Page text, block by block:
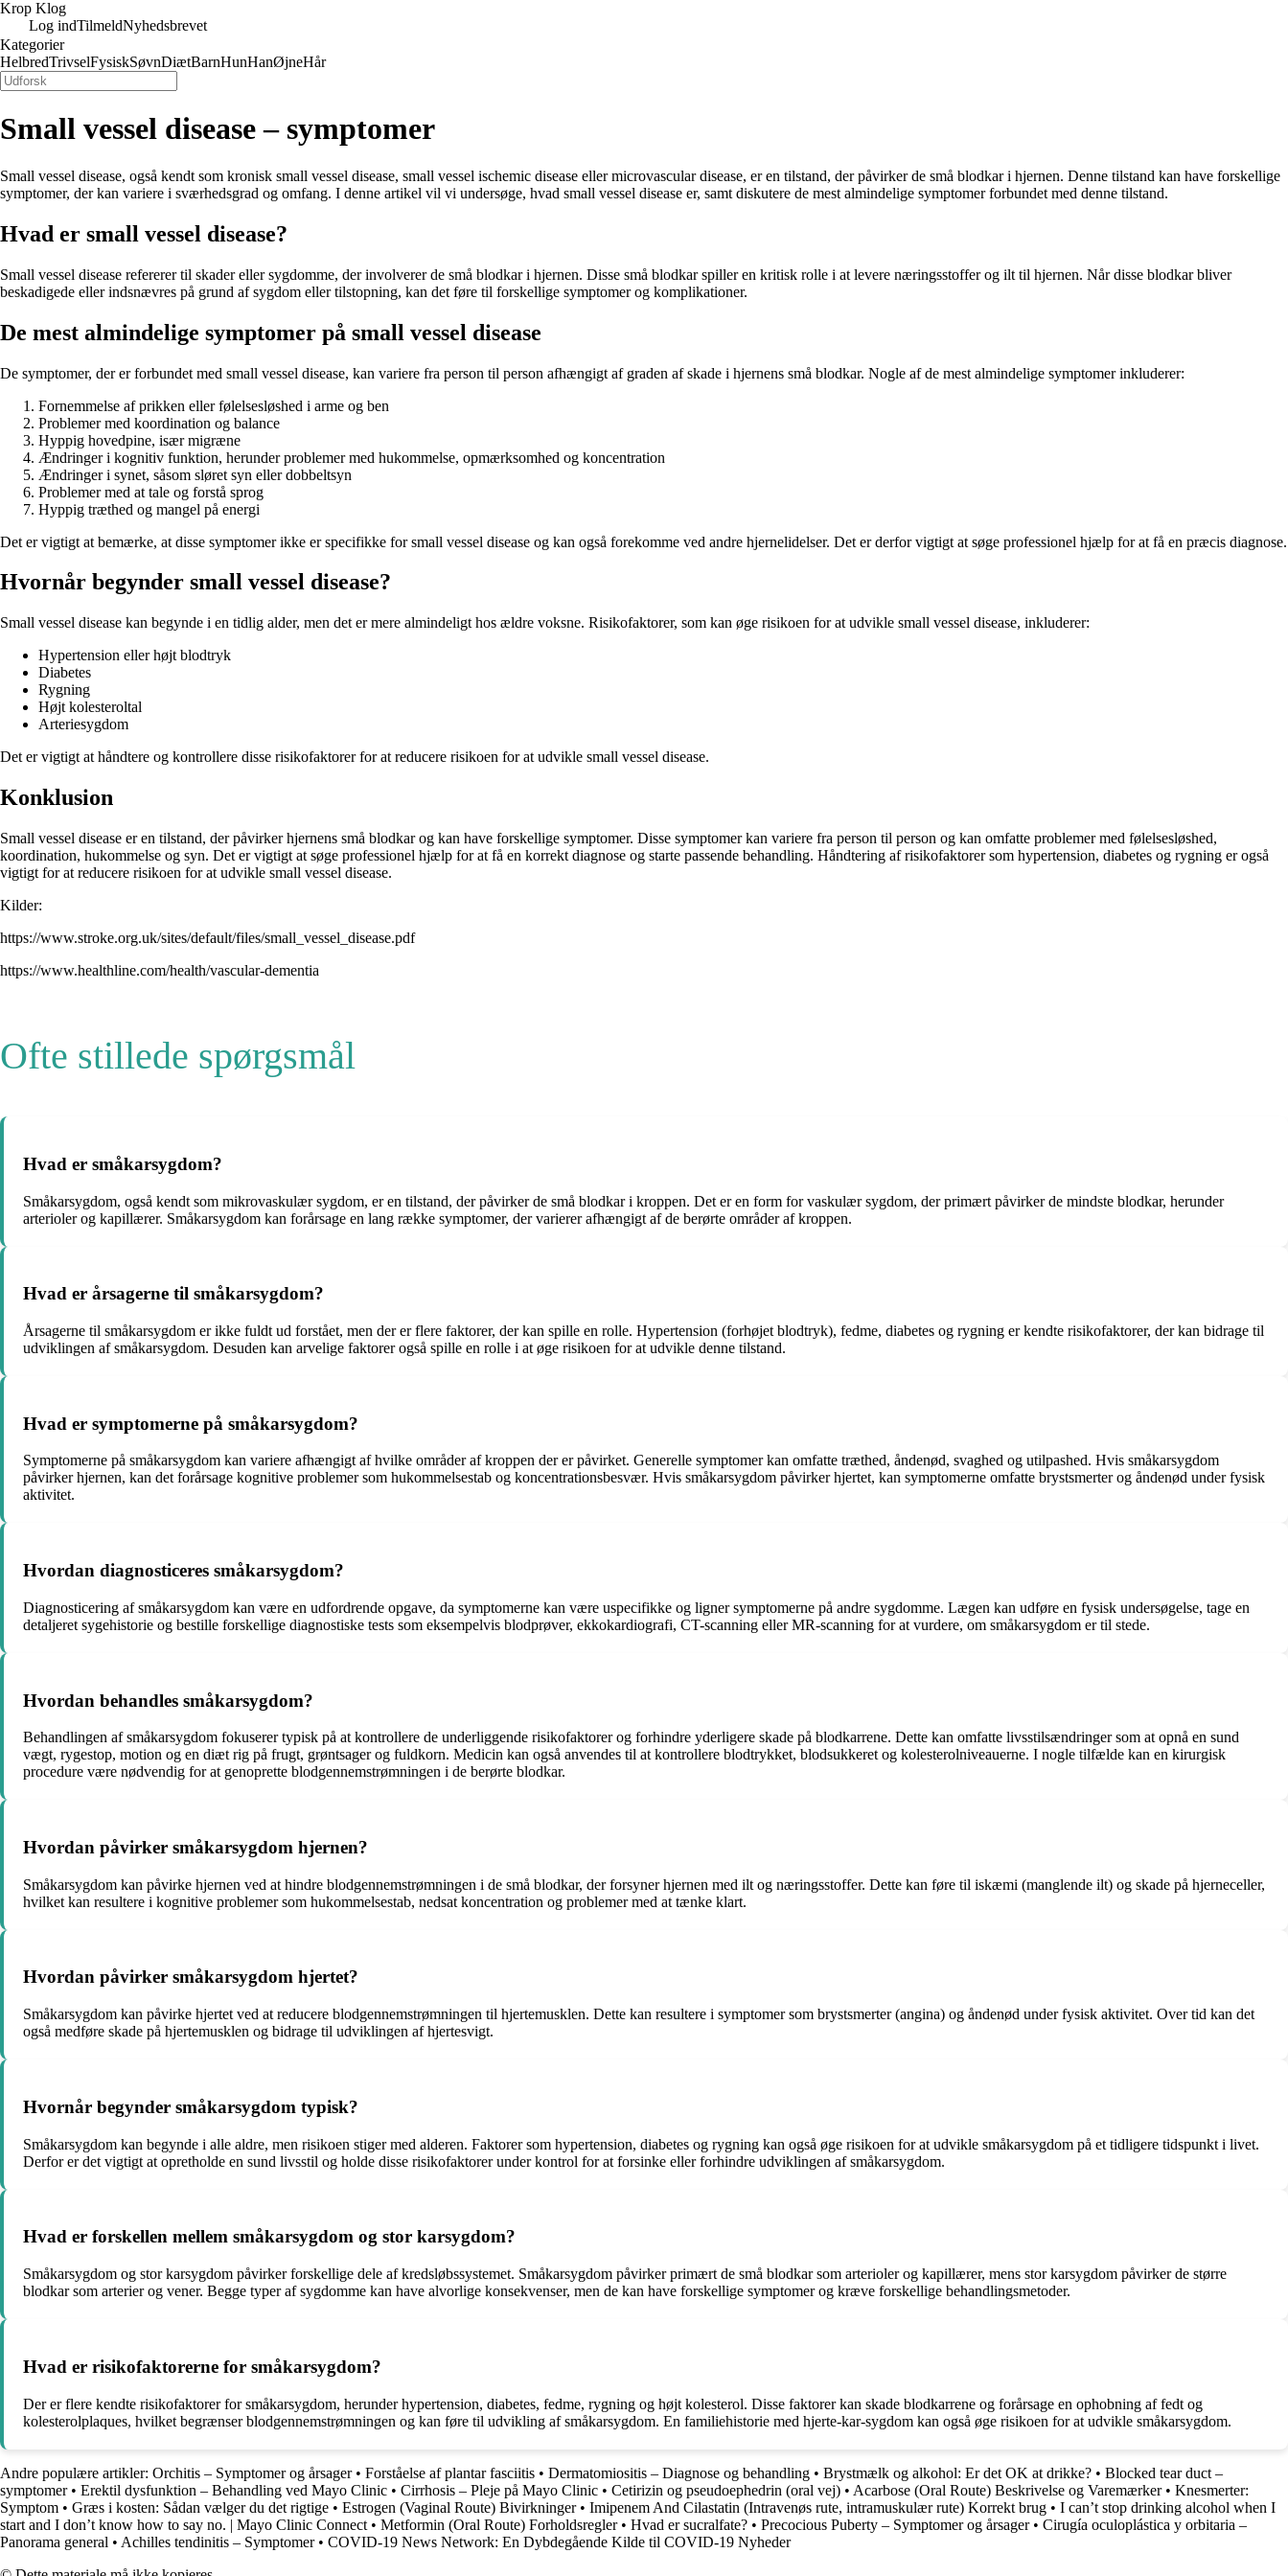
Krop Klog
Log indTilmeldNyhedsbrevet
Kategorier
HelbredTrivselFysiskSøvnDiætBarnHunHanØjneHår
Small vessel disease – symptomer
Small vessel disease, også kendt som kronisk small vessel disease, small vessel ischemic disease eller microvascular disease, er en tilstand, der påvirker de små blodkar i hjernen. Denne tilstand kan have forskellige
symptomer, der kan variere i sværhedsgrad og omfang. I denne artikel vil vi undersøge, hvad small vessel disease er, samt diskutere de mest almindelige symptomer forbundet med denne tilstand.
Hvad er small vessel disease?
Small vessel disease refererer til skader eller sygdomme, der involverer de små blodkar i hjernen. Disse små blodkar spiller en kritisk rolle i at levere næringsstoffer og ilt til hjernen. Når disse blodkar bliver
beskadigede eller indsnævres på grund af sygdom eller tilstopning, kan det føre til forskellige symptomer og komplikationer.
De mest almindelige symptomer på small vessel disease
De symptomer, der er forbundet med small vessel disease, kan variere fra person til person afhængigt af graden af skade i hjernens små blodkar. Nogle af de mest almindelige symptomer inkluderer:
Fornemmelse af prikken eller følelsesløshed i arme og ben
Problemer med koordination og balance
Hyppig hovedpine, især migræne
Ændringer i kognitiv funktion, herunder problemer med hukommelse, opmærksomhed og koncentration
Ændringer i synet, såsom sløret syn eller dobbeltsyn
Problemer med at tale og forstå sprog
Hyppig træthed og mangel på energi
Det er vigtigt at bemærke, at disse symptomer ikke er specifikke for small vessel disease og kan også forekomme ved andre hjernelidelser. Det er derfor vigtigt at søge professionel hjælp for at få en præcis diagnose.
Hvornår begynder small vessel disease?
Small vessel disease kan begynde i en tidlig alder, men det er mere almindeligt hos ældre voksne. Risikofaktorer, som kan øge risikoen for at udvikle small vessel disease, inkluderer:
Hypertension eller højt blodtryk
Diabetes
Rygning
Højt kolesteroltal
Arteriesygdom
Det er vigtigt at håndtere og kontrollere disse risikofaktorer for at reducere risikoen for at udvikle small vessel disease.
Konklusion
Small vessel disease er en tilstand, der påvirker hjernens små blodkar og kan have forskellige symptomer. Disse symptomer kan variere fra person til person og kan omfatte problemer med følelsesløshed,
koordination, hukommelse og syn. Det er vigtigt at søge professionel hjælp for at få en korrekt diagnose og starte passende behandling. Håndtering af risikofaktorer som hypertension, diabetes og rygning er også
vigtigt for at reducere risikoen for at udvikle small vessel disease.
Kilder:
https://www.stroke.org.uk/sites/default/files/small_vessel_disease.pdf
https://www.healthline.com/health/vascular-dementia
Ofte stillede spørgsmål
Hvad er småkarsygdom?
Småkarsygdom, også kendt som mikrovaskulær sygdom, er en tilstand, der påvirker de små blodkar i kroppen. Det er en form for vaskulær sygdom, der primært påvirker de mindste blodkar, herunder
arterioler og kapillærer. Småkarsygdom kan forårsage en lang række symptomer, der varierer afhængigt af de berørte områder af kroppen.
Hvad er årsagerne til småkarsygdom?
Årsagerne til småkarsygdom er ikke fuldt ud forstået, men der er flere faktorer, der kan spille en rolle. Hypertension (forhøjet blodtryk), fedme, diabetes og rygning er kendte risikofaktorer, der kan bidrage til
udviklingen af småkarsygdom. Desuden kan arvelige faktorer også spille en rolle i at øge risikoen for at udvikle denne tilstand.
Hvad er symptomerne på småkarsygdom?
Symptomerne på småkarsygdom kan variere afhængigt af hvilke områder af kroppen der er påvirket. Generelle symptomer kan omfatte træthed, åndenød, svaghed og utilpashed. Hvis småkarsygdom
påvirker hjernen, kan det forårsage kognitive problemer som hukommelsestab og koncentrationsbesvær. Hvis småkarsygdom påvirker hjertet, kan symptomerne omfatte brystsmerter og åndenød under fysisk
aktivitet.
Hvordan diagnosticeres småkarsygdom?
Diagnosticering af småkarsygdom kan være en udfordrende opgave, da symptomerne kan være uspecifikke og ligner symptomerne på andre sygdomme. Lægen kan udføre en fysisk undersøgelse, tage en
detaljeret sygehistorie og bestille forskellige diagnostiske tests som eksempelvis blodprøver, ekkokardiografi, CT-scanning eller MR-scanning for at vurdere, om småkarsygdom er til stede.
Hvordan behandles småkarsygdom?
Behandlingen af småkarsygdom fokuserer typisk på at kontrollere de underliggende risikofaktorer og forhindre yderligere skade på blodkarrene. Dette kan omfatte livsstilsændringer som at opnå en sund
vægt, rygestop, motion og en diæt rig på frugt, grøntsager og fuldkorn. Medicin kan også anvendes til at kontrollere blodtrykket, blodsukkeret og kolesterolniveauerne. I nogle tilfælde kan en kirurgisk
procedure være nødvendig for at genoprette blodgennemstrømningen i de berørte blodkar.
Hvordan påvirker småkarsygdom hjernen?
Småkarsygdom kan påvirke hjernen ved at hindre blodgennemstrømningen i de små blodkar, der forsyner hjernen med ilt og næringsstoffer. Dette kan føre til iskæmi (manglende ilt) og skade på hjerneceller,
hvilket kan resultere i kognitive problemer som hukommelsestab, nedsat koncentration og problemer med at tænke klart.
Hvordan påvirker småkarsygdom hjertet?
Småkarsygdom kan påvirke hjertet ved at reducere blodgennemstrømningen til hjertemusklen. Dette kan resultere i symptomer som brystsmerter (angina) og åndenød under fysisk aktivitet. Over tid kan det
også medføre skade på hjertemusklen og bidrage til udviklingen af hjertesvigt.
Hvornår begynder småkarsygdom typisk?
Småkarsygdom kan begynde i alle aldre, men risikoen stiger med alderen. Faktorer som hypertension, diabetes og rygning kan også øge risikoen for at udvikle småkarsygdom på et tidligere tidspunkt i livet.
Derfor er det vigtigt at opretholde en sund livsstil og holde disse risikofaktorer under kontrol for at forsinke eller forhindre udviklingen af småkarsygdom.
Hvad er forskellen mellem småkarsygdom og stor karsygdom?
Småkarsygdom og stor karsygdom påvirker forskellige dele af kredsløbssystemet. Småkarsygdom påvirker primært de små blodkar som arterioler og kapillærer, mens stor karsygdom påvirker de større
blodkar som arterier og vener. Begge typer af sygdomme kan have alvorlige konsekvenser, men de kan have forskellige symptomer og kræve forskellige behandlingsmetoder.
Hvad er risikofaktorerne for småkarsygdom?
Der er flere kendte risikofaktorer for småkarsygdom, herunder hypertension, diabetes, fedme, rygning og højt kolesterol. Disse faktorer kan skade blodkarrene og forårsage en ophobning af fedt og
kolesterolplaques, hvilket begrænser blodgennemstrømningen og kan føre til udvikling af småkarsygdom. En familiehistorie med hjerte-kar-sygdom kan også øge risikoen for at udvikle småkarsygdom.
Andre populære artikler: Orchitis – Symptomer og årsager• Forståelse af plantar fasciitis • Dermatomiositis – Diagnose og behandling • Brystmælk og alkohol: Er det OK at drikke? • Blocked tear duct –
symptomer• Erektil dysfunktion – Behandling ved Mayo Clinic • Cirrhosis – Pleje på Mayo Clinic • Cetirizin og pseudoephedrin (oral vej) • Acarbose (Oral Route) Beskrivelse og Varemærker• Knesmerter:
Symptom • Græs i kosten: Sådan vælger du det rigtige • Estrogen (Vaginal Route) Bivirkninger• Imipenem And Cilastatin (Intravenøs rute, intramuskulær rute) Korrekt brug • I can’t stop drinking alcohol when I
start and I don’t know how to say no. | Mayo Clinic Connect • Metformin (Oral Route) Forholdsregler• Hvad er sucralfate? • Precocious Puberty – Symptomer og årsager• Cirugía oculoplástica y orbitaria –
Panorama general • Achilles tendinitis – Symptomer• COVID-19 News Network: En Dybdegående Kilde til COVID-19 Nyheder